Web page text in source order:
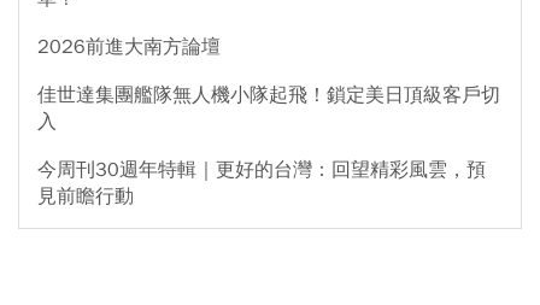
2026前進大南方論壇
佳世達集團艦隊無人機小隊起飛！鎖定美日頂級客戶切
入
今周刊30週年特輯｜更好的台灣：回望精彩風雲，預
見前瞻行動